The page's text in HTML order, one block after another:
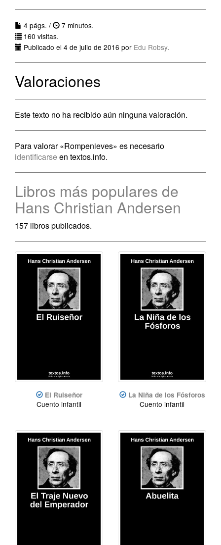
4 págs. /
7 minutos.
160 visitas.
Publicado el 4 de julio de 2016 por Edu Robsy.
Valoraciones
Este texto no ha recibido aún ninguna valoración.
Para valorar «Rompenieves» es necesario
identificarse en textos.info.
Libros más populares de
Hans Christian Andersen
157 libros publicados.
El Ruiseñor
Cuento infantil
La Niña de los Fósforos
Cuento infantil